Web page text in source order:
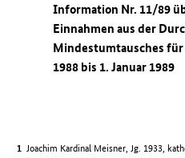
Information Nr. 11/89
Einnahmen aus der
Mindestumtausches für
1988 bis 1. Januar 1989
Joachim Kardinal Meisner, Jg. 1933,